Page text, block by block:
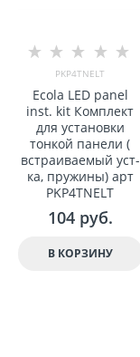
PKP4TNELT
Ecola LED panel
inst. kit Комплект
для установки
тонкой панели (
встраиваемый уст-
ка, пружины) арт
PKP4TNELT
104 руб.
В КОРЗИНУ